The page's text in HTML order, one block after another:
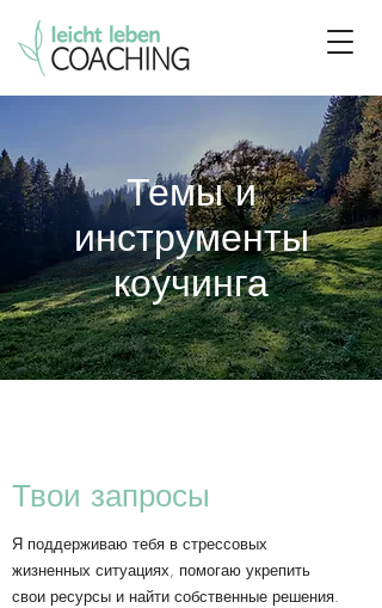
Темы и
инструменты
коучинга
Твои запросы
Я поддерживаю тебя в стрессовых
жизненных ситуациях, помогаю укрепить
свои ресурсы и найти собственные решения.